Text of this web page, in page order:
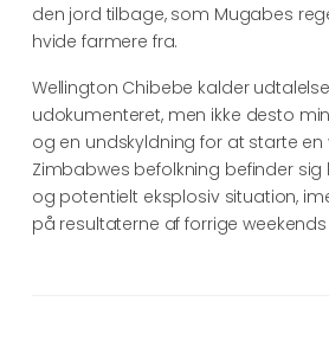
den jord tilbage, som Mugabes
hvide farmere fra.
Wellington Chibebe kalder
udokumenteret, men ikke desto
og en undskyldning for at starte
Zimbabwes befolkning befinder sig
og potentielt eksplosiv situation,
på resultaterne af forrige